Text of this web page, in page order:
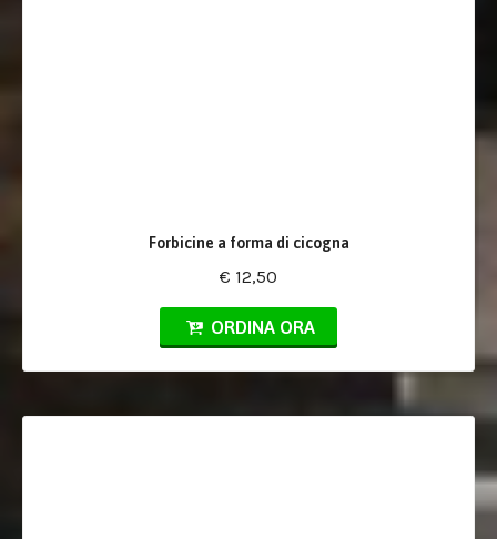
Forbicine a forma di cicogna
€ 12,50
ORDINA ORA